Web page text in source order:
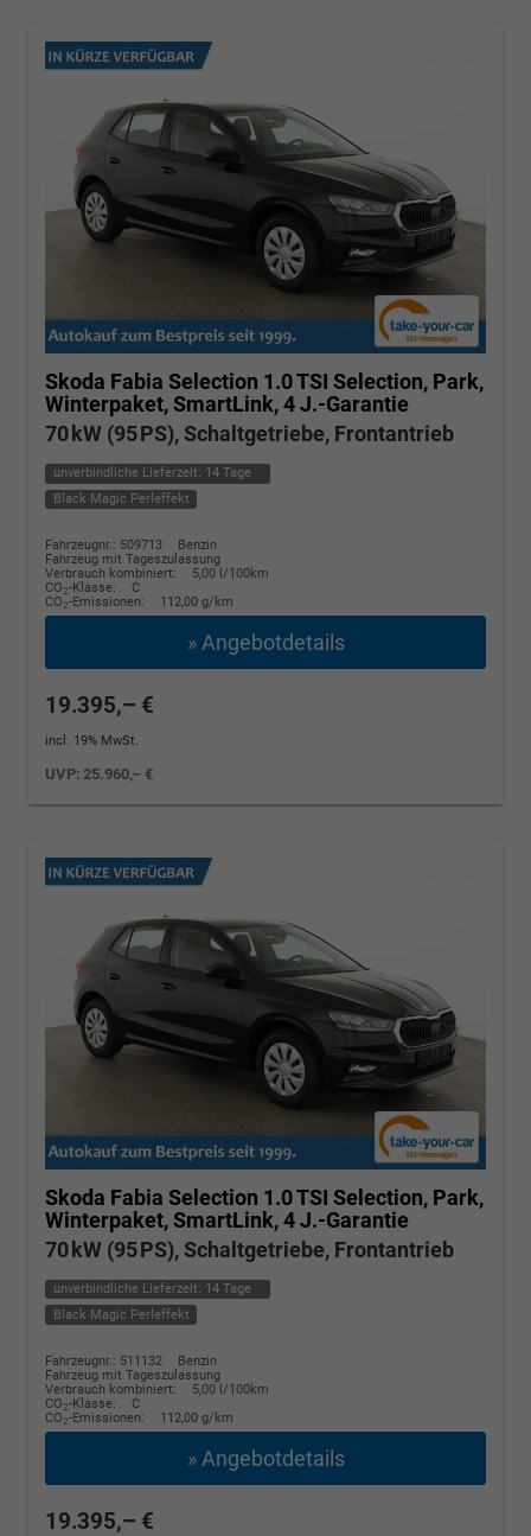
Skoda Fabia Selection 1.0 TSI Selection, Park,
Winterpaket, SmartLink, 4 J.-Garantie
70 kW (95 PS), Schaltgetriebe, Frontantrieb
unverbindliche Lieferzeit: 14 Tage
Black Magic Perleffekt
Fahrzeugnr.: 509713
Benzin
Fahrzeug mit Tageszulassung
Verbrauch kombiniert:
5,00 l/100km
CO2-Klasse:
C
CO2-Emissionen: 112,00 g/km
» Angebotdetails
19.395,– €
incl. 19% MwSt.
UVP:25.960,– €
Skoda Fabia Selection 1.0 TSI Selection, Park,
Winterpaket, SmartLink, 4 J.-Garantie
70 kW (95 PS), Schaltgetriebe, Frontantrieb
unverbindliche Lieferzeit: 14 Tage
Black Magic Perleffekt
Fahrzeugnr.: 511132
Benzin
Fahrzeug mit Tageszulassung
Verbrauch kombiniert:
5,00 l/100km
CO2-Klasse:
C
CO2-Emissionen: 112,00 g/km
» Angebotdetails
19.395,– €